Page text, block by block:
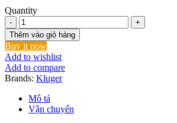
Quantity
Vòi
rửa
bát
Kluger
KLF0008SC
số
lượng
Thêm vào giỏ hàng
Buy it now
Add to wishlist
Add to compare
Brands: Kluger
Mô tả
Vận chuyển